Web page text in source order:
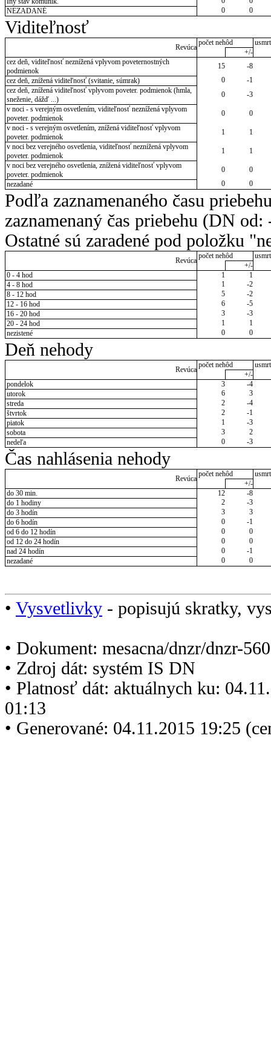
NEZADANÉ
0 0
Viditeľnosť
Revúca
počet nehôd
+/-
cez deň, viditeľnosť neznížená vplyvom poveternostných
podmienok
15
-8
cez deň, znížená viditeľnosť (svitanie, súmrak)
0
-1
cez deň, znížená viditeľnosť vplyvom poveter. podmienok (hmla,
sneženie, dážď ...)
0
-3
v noci - s verejným osvetlením, viditeľnosť neznížená vplyvom
poveter. podmienok
0
0
v noci - s verejným osvetlením, znížená viditeľnosť vplyvom
poveter. podmienok
1
1
v noci bez verejného osvetlenia, viditeľnosť neznížená vplyvom
poveter. podmienok
1
1
v noci bez verejného osvetlenia, znížená viditeľnosť vplyvom
poveter. podmienok
0
0
nezadané
0 0
Podľa zaznamenaného času
zaznamenaný čas priebehu (DN
Ostatné sú zaradené pod položku
Revúca
počet nehôd
+/-
0 - 4 hod
1
1
4 - 8 hod
1
-2
8 - 12 hod
5
-2
12 - 16 hod
6
-5
16 - 20 hod
3
-3
20 - 24 hod
1
1
nezistené
0 0
Deň nehody
Revúca
počet nehôd
+/-
pondelok
3
-4
utorok
6
3
streda
2
-4
štvrtok
2
-1
piatok
1
-3
sobota
3
2
nedeľa
0 -3
Čas nahlásenia nehody
Revúca
počet nehôd
+/-
do 30 min.
12
-8
do 1 hodiny
2
-3
do 3 hodín
3
3
do 6 hodín
0
-1
od 6 do 12 hodín
0
0
od 12 do 24 hodín
0
0
nad 24 hodín
0
-1
nezadané
0 0
• Vysvetlivky - popisujú skratky,
• Dokument: mesacna/dnzr/dnzr-
• Zdroj dát: systém IS DN
• Platnosť dát: aktuálnych ku:
01:13
• Generované: 04.11.2015 19:25